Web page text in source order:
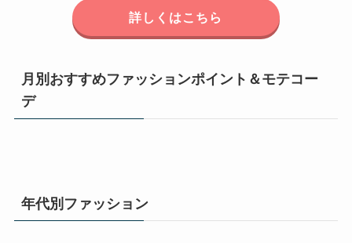
詳しくはこちら
月別おすすめファッションポイント＆モテコー
デ
年代別ファッション